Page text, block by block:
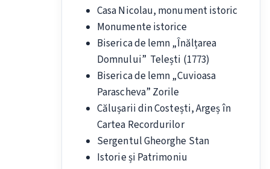
Casa Nicolau, monument istoric
Monumente istorice
Biserica de lemn „Înălțarea
Domnului” Telești (1773)
Biserica de lemn „Cuvioasa
Parascheva” Zorile
Călușarii din Costești, Argeș în
Cartea Recordurilor
Sergentul Gheorghe Stan
Istorie și Patrimoniu